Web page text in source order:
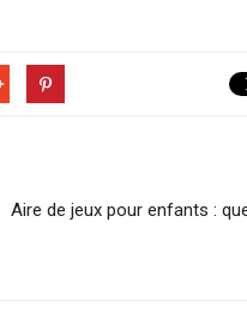
Aire de jeux pour enfants :